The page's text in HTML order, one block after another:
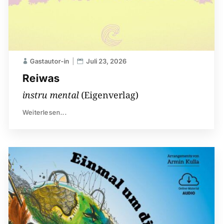
Reiwas
Gastautor-in Juli 23, 2026
instru mental(Eigenverlag)
Weiterlesen...